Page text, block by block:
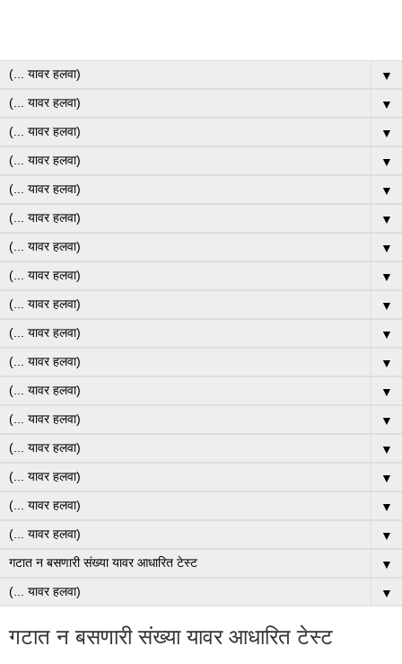
▼
▼
▼
▼
▼
▼
▼
▼
▼
▼
▼
▼
▼
▼
▼
▼
▼
▼
▼
गटात न बसणारी संख्या यावर आधारित टेस्ट